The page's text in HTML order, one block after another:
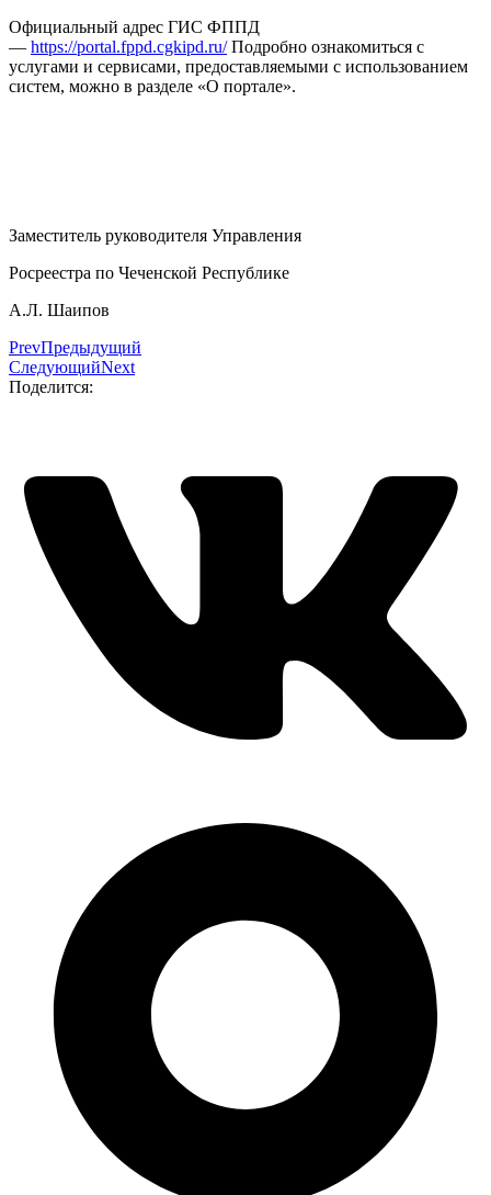
Официальный адрес ГИС ФППД
— https://portal.fppd.cgkipd.ru/Подробно ознакомиться с
услугами и сервисами, предоставляемыми с использованием
систем, можно в разделе «О портале».
Заместитель руководителя Управления
Росреестра по Чеченской Республике
А.Л. Шаипов
PrevПредыдущий
СледующийNext
Поделится: